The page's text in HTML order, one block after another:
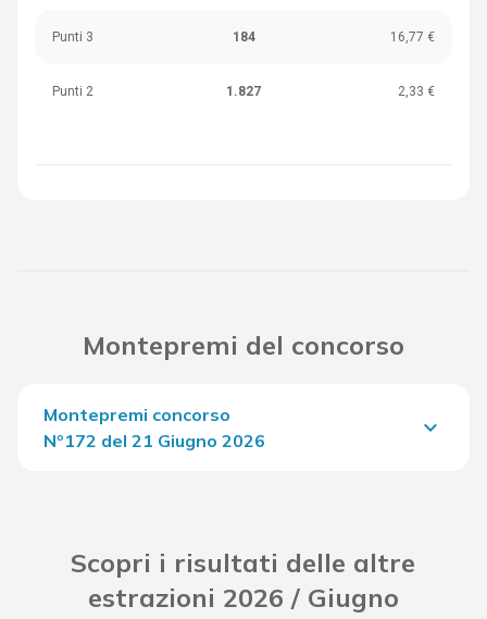
Punti 3 184 16,77 €
Punti 2 1.827 2,33 €
Montepremi del concorso
Montepremi concorso
Nº172 del 21 Giugno 2026
keyboard_arrow_down
Scopri i risultati delle altre
estrazioni 2026 / Giugno